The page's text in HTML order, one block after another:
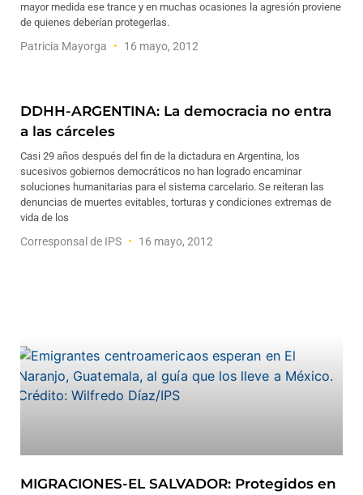
mayor medida ese trance y en muchas ocasiones la agresión proviene
de quienes deberían protegerlas.
Patricia Mayorga 16 mayo, 2012
DDHH-ARGENTINA: La democracia no entra
a las cárceles
Casi 29 años después del fin de la dictadura en Argentina, los
sucesivos gobiernos democráticos no han logrado encaminar
soluciones humanitarias para el sistema carcelario. Se reiteran las
denuncias de muertes evitables, torturas y condiciones extremas de
vida de los
Corresponsal de IPS 16 mayo, 2012
MIGRACIONES-EL SALVADOR: Protegidos en